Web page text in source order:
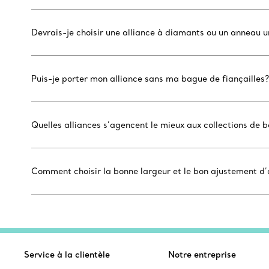
Devrais-je choisir une alliance à diamants ou un anneau
Puis-je porter mon alliance sans ma bague de fiançailles?
Quelles alliances s’agencent le mieux aux collections de
Comment choisir la bonne largeur et le bon ajustement
Service à la clientèle Notre entreprise